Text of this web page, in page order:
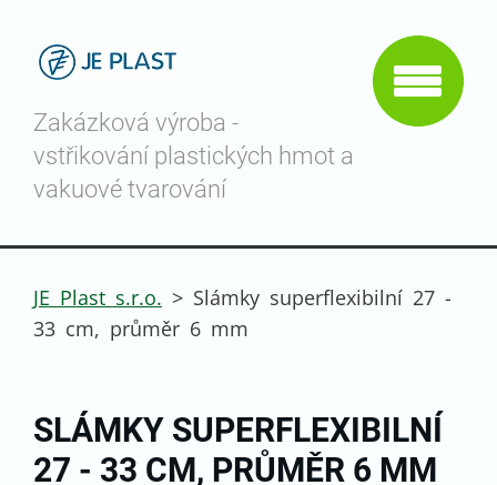
Zakázková výroba -
vstřikování plastických hmot a
vakuové tvarování
JE Plast s.r.o. > Slámky superflexibilní 27 -
33 cm, průměr 6 mm
SLÁMKY SUPERFLEXIBILNÍ
27 - 33 CM, PRŮMĚR 6 MM